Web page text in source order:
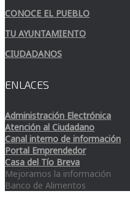
CONOCE EL PUEBLO
TU AYUNTAMIENTO
CIUDADANOS
ENLACES
Administración Electrónica
Atención al Ciudadano
Canal interno de información
Portal Emprendedor
Casa del Tío Breva
Mejoramos la información
Banco de Alimentos